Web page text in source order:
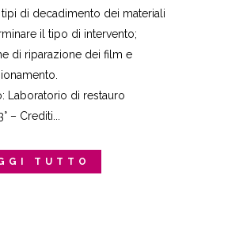
di decadimento dei materiali
il tipo di intervento;
di riparazione dei film e
Laboratorio di restauro
– Crediti...
TUTTO